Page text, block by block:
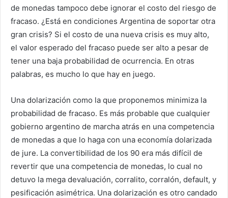
de monedas tampoco debe ignorar el costo del riesgo de
fracaso. ¿Está en condiciones Argentina de soportar otra
gran crisis? Si el costo de una nueva crisis es muy alto,
el valor esperado del fracaso puede ser alto a pesar de
tener una baja probabilidad de ocurrencia. En otras
palabras, es mucho lo que hay en juego.
Una dolarización como la que proponemos minimiza la
probabilidad de fracaso. Es más probable que cualquier
gobierno argentino de marcha atrás en una competencia
de monedas a que lo haga con una economía dolarizada
de jure. La convertibilidad de los 90 era más difícil de
revertir que una competencia de monedas, lo cual no
detuvo la mega devaluación, corralito, corralón, default, y
pesificación asimétrica. Una dolarización es otro candado